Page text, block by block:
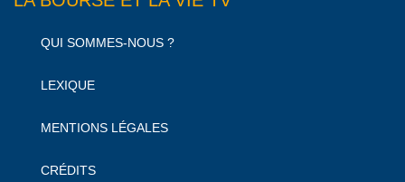
QUI SOMMES-NOUS ?
LEXIQUE
MENTIONS LÉGALES
CRÉDITS